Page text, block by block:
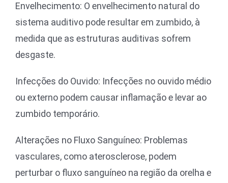
Envelhecimento: O envelhecimento natural do
sistema auditivo pode resultar em zumbido, à
medida que as estruturas auditivas sofrem
desgaste.
Infecções do Ouvido: Infecções no ouvido médio
ou externo podem causar inflamação e levar ao
zumbido temporário.
Alterações no Fluxo Sanguíneo: Problemas
vasculares, como aterosclerose, podem
perturbar o fluxo sanguíneo na região da orelha e